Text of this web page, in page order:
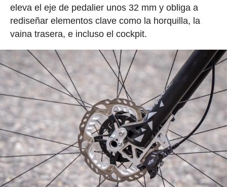
eleva el eje de pedalier unos 32 mm y obliga a
rediseñar elementos clave como la horquilla, la
vaina trasera, e incluso el cockpit.